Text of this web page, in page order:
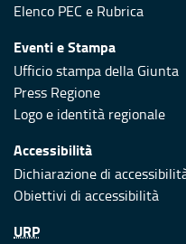
Elenco PEC e Rubrica
Eventi e Stampa
Ufficio stampa della Giunta
Press Regione
Logo e identità regionale
Accessibilità
Dichiarazione di
Obiettivi di accessibilità
URP